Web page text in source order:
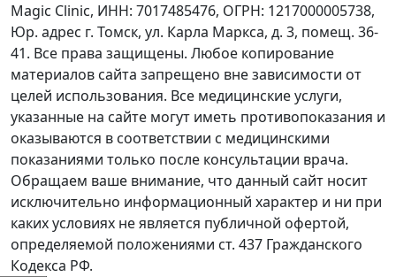
Magic Clinic, ИНН: 7017485476, ОГРН: 1217000005738,
Юр. адрес г. Томск, ул. Карла Маркса, д. 3, помещ. 36-
41. Все права защищены. Любое копирование
материалов сайта запрещено вне зависимости от
целей использования. Все медицинские услуги,
указанные на сайте могут иметь противопоказания и
оказываются в соответствии с медицинскими
показаниями только после консультации врача.
Обращаем ваше внимание, что данный сайт носит
исключительно информационный характер и ни при
каких условиях не является публичной офертой,
определяемой положениями ст. 437 Гражданского
Кодекса РФ.